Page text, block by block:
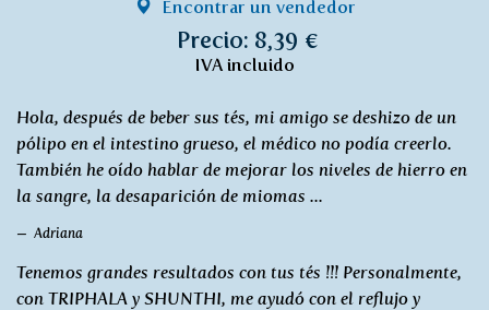
Encontrar un vendedor
Precio: 8,39 €
IVA incluido
Hola, después de beber sus tés, mi amigo se deshizo de un
pólipo en el intestino grueso, el médico no podía creerlo.
También he oído hablar de mejorar los niveles de hierro en
la sangre, la desaparición de miomas ...
Adriana
Tenemos grandes resultados con tus tés !!! Personalmente,
con TRIPHALA y SHUNTHI, me ayudó con el reflujo y